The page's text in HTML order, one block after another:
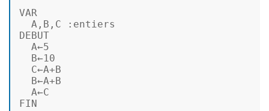
VAR
A , B , C : entiers
DEBUT
A←5
B←10
C←A+ B
B←A+ B
A←C
FIN